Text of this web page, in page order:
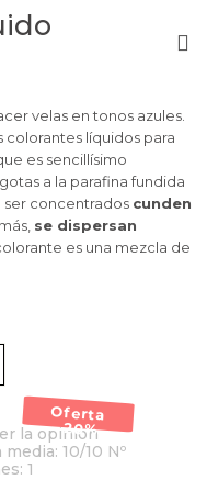
velas en tonos azules.
colorantes líquidos para
es sencillísimo
a la parafina fundida
ser concentrados cunden
se dispersan
es una mezcla de
Oferta
-20%
la opinión
media: 10/10 Nº
1